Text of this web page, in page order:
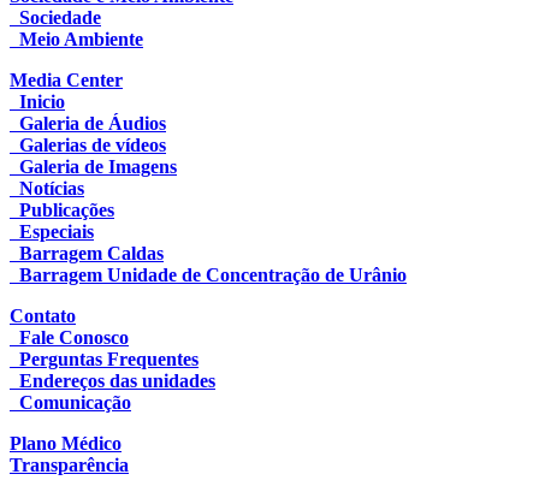
Sociedade
Meio Ambiente
Media Center
Inicio
Galeria de Áudios
Galerias de vídeos
Galeria de Imagens
Notícias
Publicações
Especiais
Barragem Caldas
Barragem Unidade de Concentração de Urânio
Contato
Fale Conosco
Perguntas Frequentes
Endereços das unidades
Comunicação
Plano Médico
Transparência